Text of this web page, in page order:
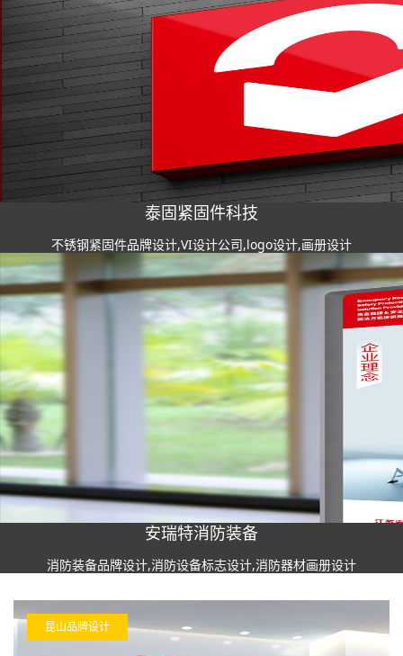
泰固紧固件科技
不锈钢紧固件品牌设计,VI设计公司,logo设计,画册设计
安瑞特消防装备
消防装备品牌设计,消防设备标志设计,消防器材画册设计
昆山品牌设计